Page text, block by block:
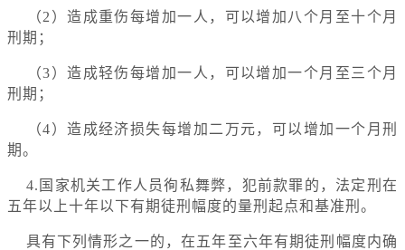
（2）造成重伤每增加一人，可以增加八个月至十个月
刑期；
（3）造成轻伤每增加一人，可以增加一个月至三个月
刑期；
（4）造成经济损失每增加二万元，可以增加一个月刑
期。
4.国家机关工作人员徇私舞弊，犯前款罪的，法定刑在
五年以上十年以下有期徒刑幅度的量刑起点和基准刑。
具有下列情形之一的，在五年至六年有期徒刑幅度内确